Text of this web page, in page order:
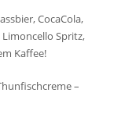
CocaCola,
Spritz,
Kaffee!
–